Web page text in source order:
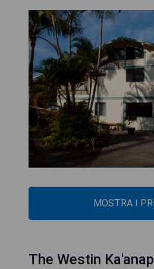
MOSTRA I
The Westin